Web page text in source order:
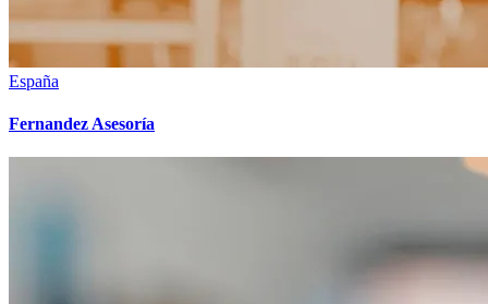
España
Fernandez Asesoría